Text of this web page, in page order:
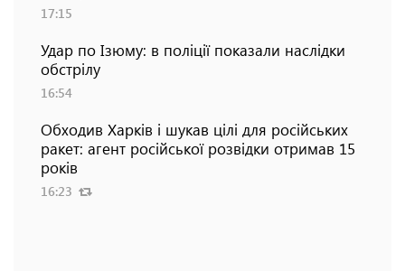
17:15
Удар по Ізюму: в поліції показали наслідки
обстрілу
16:54
Обходив Харків і шукав цілі для російських
ракет: агент російської розвідки отримав 15
років
16:23